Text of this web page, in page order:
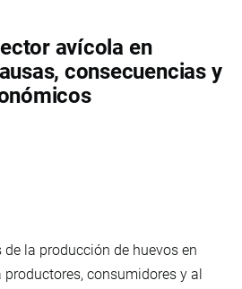
avícola en
consecuencias y
de la producción de huevos en
consumidores y al